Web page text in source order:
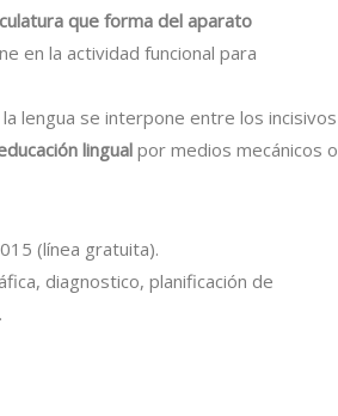
que forma del aparato
en la actividad funcional para
lengua se interpone entre los incisivos
lingualpor medios mecánicos o
(línea gratuita).
diagnostico, planificación de